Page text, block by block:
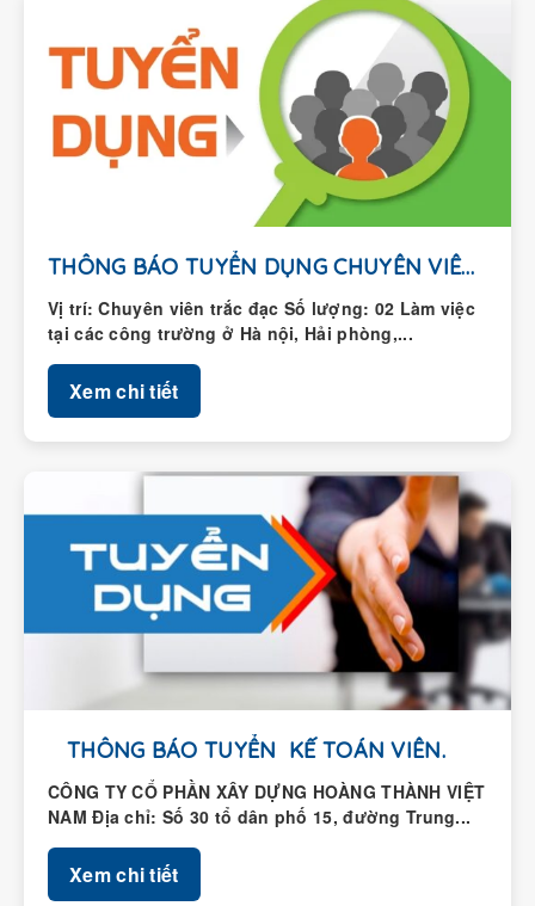
THÔNG BÁO TUYỂN DỤNG CHUYÊN VIÊN TRẮC ĐẠC
Vị trí: Chuyên viên trắc đạc Số lượng: 02 Làm việc
tại các công trường ở Hà nội, Hải phòng,...
Xem chi tiết
THÔNG BÁO TUYỂN KẾ TOÁN VIÊN.
CÔNG TY CỔ PHẦN XÂY DỰNG HOÀNG THÀNH VIỆT
NAM Địa chỉ: Số 30 tổ dân phố 15, đường Trung...
Xem chi tiết